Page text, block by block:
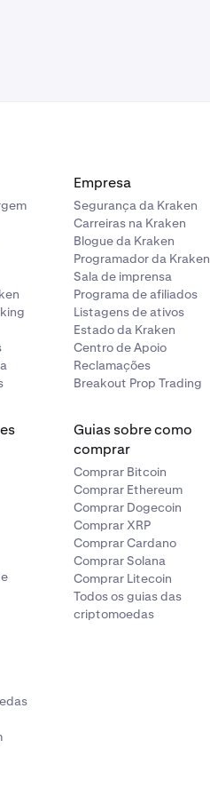
primeiro no botão
das cores que o
localizado no lado
do tema.
Empresa
Segurança da Kraken
Carreiras na Kraken
Blogue da Kraken
Programador da Kraken
Sala de imprensa
Programa de afiliados
Listagens de ativos
Estado da Kraken
Centro de Apoio
Reclamações
Breakout Prop Trading
Guias sobre como
comprar
Comprar Bitcoin
Comprar Ethereum
Comprar Dogecoin
Comprar XRP
Comprar Cardano
Comprar Solana
Comprar Litecoin
Todos os guias das
criptomoedas